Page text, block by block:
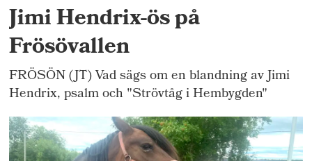
Jimi Hendrix-ös på
Frösövallen
FRÖSÖN (JT) Vad sägs om en blandning av Jimi
Hendrix, psalm och "Strövtåg i Hembygden"